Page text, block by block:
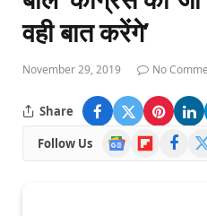
वही बात करेंगे’
November 29, 2019 No
Share
Follow Us
Google
News
Flipboard